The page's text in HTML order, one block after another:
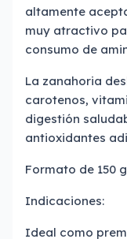
altamente
muy atractivo
consumo de
La zanahoria
carotenos,
digestión
antioxidantes
Formato de 150
Indicaciones:
Ideal como